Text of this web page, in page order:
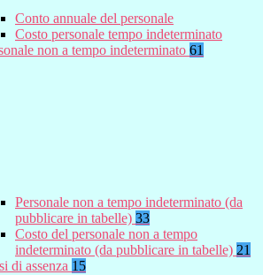
Conto annuale del personale
Costo personale tempo indeterminato
non a tempo indeterminato 61
Personale non a tempo indeterminato (da
pubblicare in tabelle) 33
Costo del personale non a tempo
indeterminato (da pubblicare in tabelle) 21
di assenza 15